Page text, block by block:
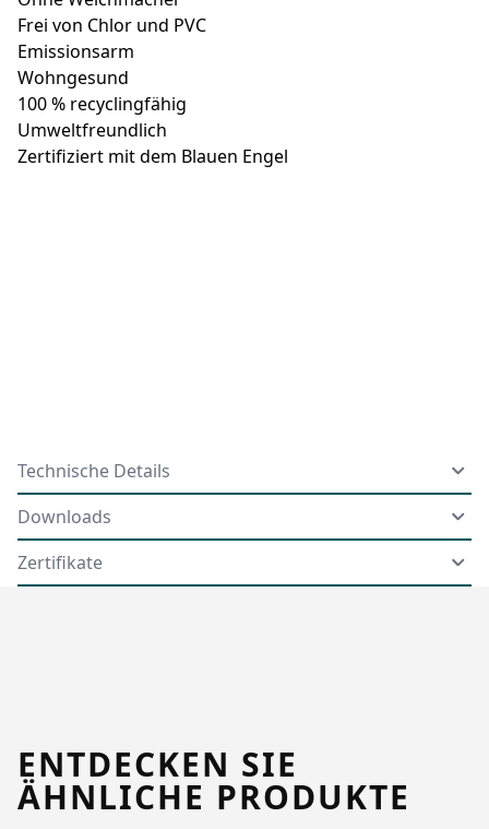
Frei von Chlor und PVC
Emissionsarm
Wohngesund
100 % recyclingfähig
Umweltfreundlich
Zertifiziert mit dem Blauen Engel
Technische Details
Downloads
Zertifikate
ENTDECKEN SIE
ÄHNLICHE PRODUKTE